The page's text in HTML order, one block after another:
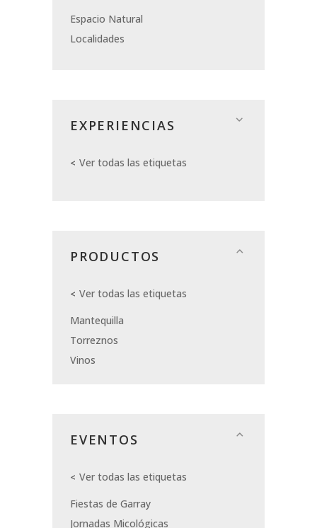
Espacio Natural
Localidades
EXPERIENCIAS
Ver todas las etiquetas
PRODUCTOS
Ver todas las etiquetas
Mantequilla
Torreznos
Vinos
EVENTOS
Ver todas las etiquetas
Fiestas de Garray
Jornadas Micológicas